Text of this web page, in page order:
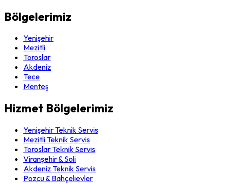
Bölgelerimiz
Yenişehir
Mezitli
Toroslar
Akdeniz
Tece
Menteş
Hizmet Bölgelerimiz
Yenişehir Teknik Servis
Mezitli Teknik Servis
Toroslar Teknik Servis
Viranşehir & Soli
Akdeniz Teknik Servis
Pozcu & Bahçelievler